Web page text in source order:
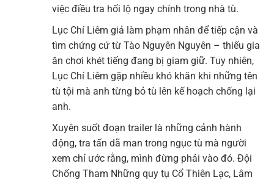
việc điều tra hối lộ ngay chính trong nhà tù.
Lục Chí Liêm giả làm phạm nhân để tiếp cận và
tìm chứng cứ từ Tào Nguyên Nguyên – thiếu gia
ăn chơi khét tiếng đang bị giam giữ. Tuy nhiên,
Lục Chí Liêm gặp nhiều khó khăn khi những tên
tù tội mà anh từng bỏ tù lên kế hoạch chống lại
anh.
Xuyên suốt đoạn trailer là những cảnh hành
động, tra tấn dã man trong ngục tù mà người
xem chỉ ước rằng, mình đừng phải vào đó. Đội
Chống Tham Những quy tụ Cổ Thiên Lạc, Lâm